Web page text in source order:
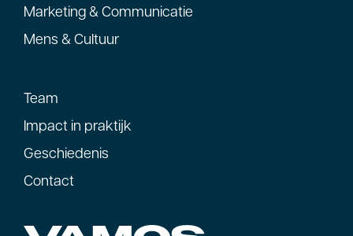
Marketing & Communicatie
Mens & Cultuur
Team
Impact in praktijk
Geschiedenis
Contact